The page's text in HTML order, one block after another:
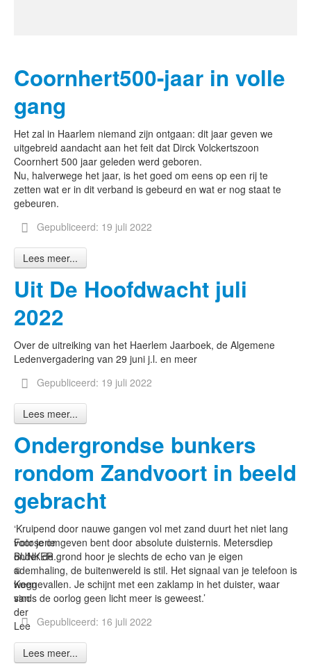
Coornhert500-jaar in volle
gang
Het zal in Haarlem niemand zijn ontgaan: dit jaar geven we
uitgebreid aandacht aan het feit dat Dirck Volckertszoon
Coornhert 500 jaar geleden werd geboren.
Nu, halverwege het jaar, is het goed om eens op een rij te
zetten wat er in dit verband is gebeurd en wat er nog staat te
gebeuren.
Gepubliceerd: 19 juli 2022
Lees meer...
Uit De Hoofdwacht juli
2022
Over de uitreiking van het Haerlem Jaarboek, de Algemene
Ledenvergadering van 29 juni j.l. en meer
Gepubliceerd: 19 juli 2022
Lees meer...
Ondergrondse bunkers
rondom Zandvoort in beeld
gebracht
Fotoserie
BUNKER.
©
Koen
van
der
Lee
‘Kruipend door nauwe gangen vol met zand duurt het niet lang
voor je omgeven bent door absolute duisternis. Metersdiep
onder de grond hoor je slechts de echo van je eigen
ademhaling, de buitenwereld is stil. Het signaal van je telefoon is
weggevallen. Je schijnt met een zaklamp in het duister, waar
sinds de oorlog geen licht meer is geweest.’
Gepubliceerd: 16 juli 2022
Lees meer...